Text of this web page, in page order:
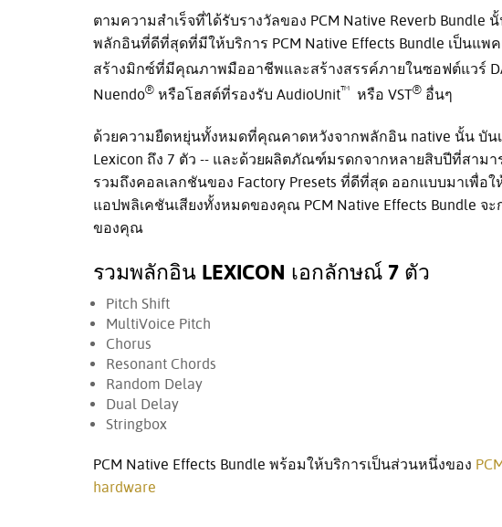
ตามความสำเร็จที่ได้รับรางวัลของ PCM Native Reverb
พลักอินที่ดีที่สุดที่มีให้บริการ PCM Native Effects Bundle เป็นแ
สร้างมิกซ์ที่มีคุณภาพมืออาชีพและสร้างสรรค์ภายในซอฟต์แวร์
Nuendo® หรือโฮสต์ที่รองรับ AudioUnit™ หรือ VST® อื่นๆ
ด้วยความยืดหยุ่นทั้งหมดที่คุณคาดหวังจากพลักอิน native นั้น บัน
Lexicon ถึง 7 ตัว -- และด้วยผลิตภัณฑ์มรดกจากหลายสิบปีที่สามา
รวมถึงคอลเลกชันของ Factory Presets ที่ดีที่สุด ออกแบบมาเพื่
แอปพลิเคชันเสียงทั้งหมดของคุณ PCM Native Effects Bundle จ
ของคุณ
รวมพลักอิน LEXICON เอกลักษณ์ 7 ตัว
Pitch Shift
MultiVoice Pitch
Chorus
Resonant Chords
Random Delay
Dual Delay
Stringbox
PCM Native Effects Bundle พร้อมให้บริการเป็นส่วนหนึ่งของ
hardware